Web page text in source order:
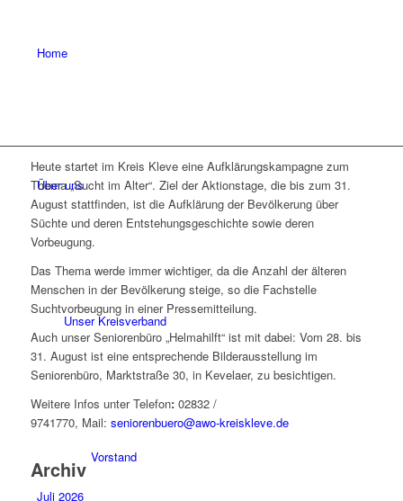
Home
Über uns
Unser Kreisverband
Vorstand
Heute startet im Kreis Kleve eine Aufklärungskampagne zum
Thema „Sucht im Alter“. Ziel der Aktionstage, die bis zum 31.
August stattfinden, ist die Aufklärung der Bevölkerung über
Süchte und deren Entstehungsgeschichte sowie deren
Vorbeugung.
Das Thema werde immer wichtiger, da die Anzahl der älteren
Menschen in der Bevölkerung steige, so die Fachstelle
Suchtvorbeugung in einer Pressemitteilung.
Auch unser Seniorenbüro „Helmahilft“ ist mit dabei: Vom 28. bis
31. August ist eine entsprechende Bilderausstellung im
Seniorenbüro, Marktstraße 30, in Kevelaer, zu besichtigen.
Weitere Infos unter Telefon:02832 /
9741770, Mail: seniorenbuero@awo-kreiskleve.de
Archiv
Juli 2026